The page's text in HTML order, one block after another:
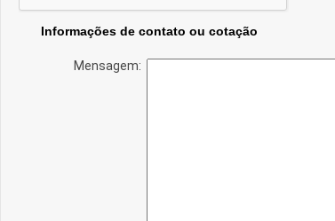
Informações de contato ou cotação
Mensagem: